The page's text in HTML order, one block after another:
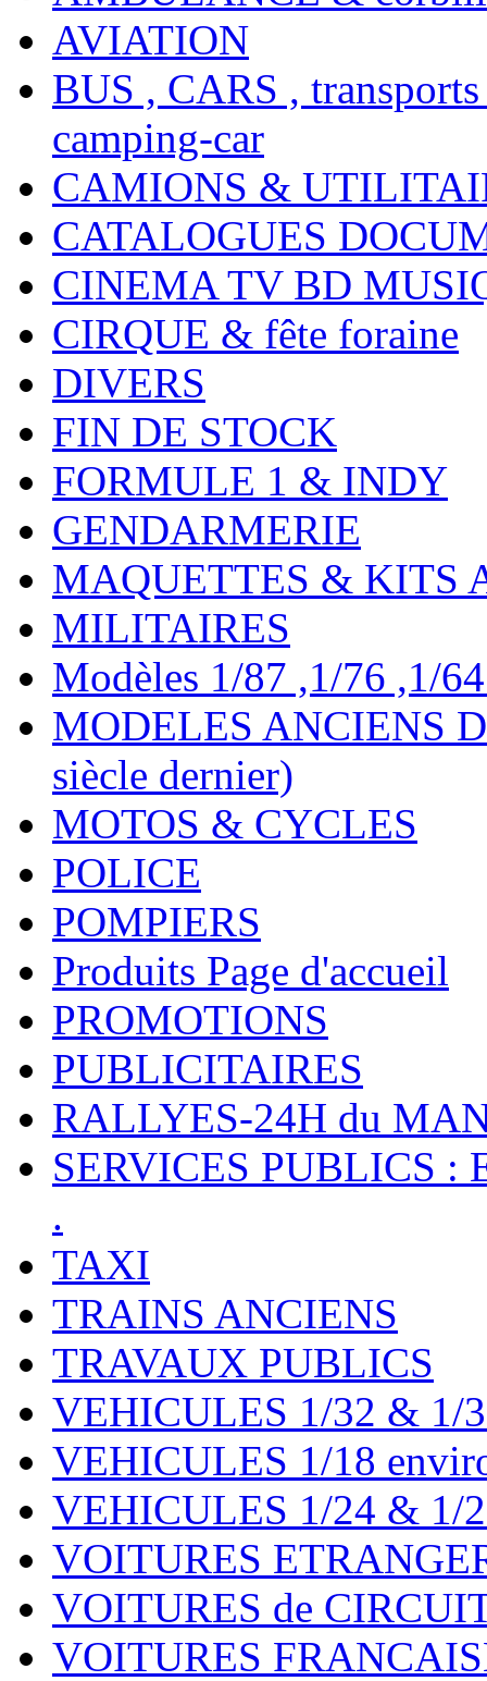
AVIATION
BUS , CARS ,
camping-car
CAMIONS &
CATALOGUES
CINEMA TV BD
CIRQUE & fête foraine
DIVERS
FIN DE STOCK
FORMULE 1 & INDY
GENDARMERIE
MAQUETTES & KITS
MILITAIRES
Modèles 1/87 ,1/76 ,1/
MODELES ANCIENS
siècle dernier)
MOTOS & CYCLES
POLICE
POMPIERS
Produits Page d'accueil
PROMOTIONS
PUBLICITAIRES
RALLYES-24H du
SERVICES PUBLICS :
.
TAXI
TRAINS ANCIENS
TRAVAUX PUBLICS
VEHICULES 1/32 & 1/
VEHICULES 1/18
VEHICULES 1/24 & 1/
VOITURES
VOITURES de
VOITURES